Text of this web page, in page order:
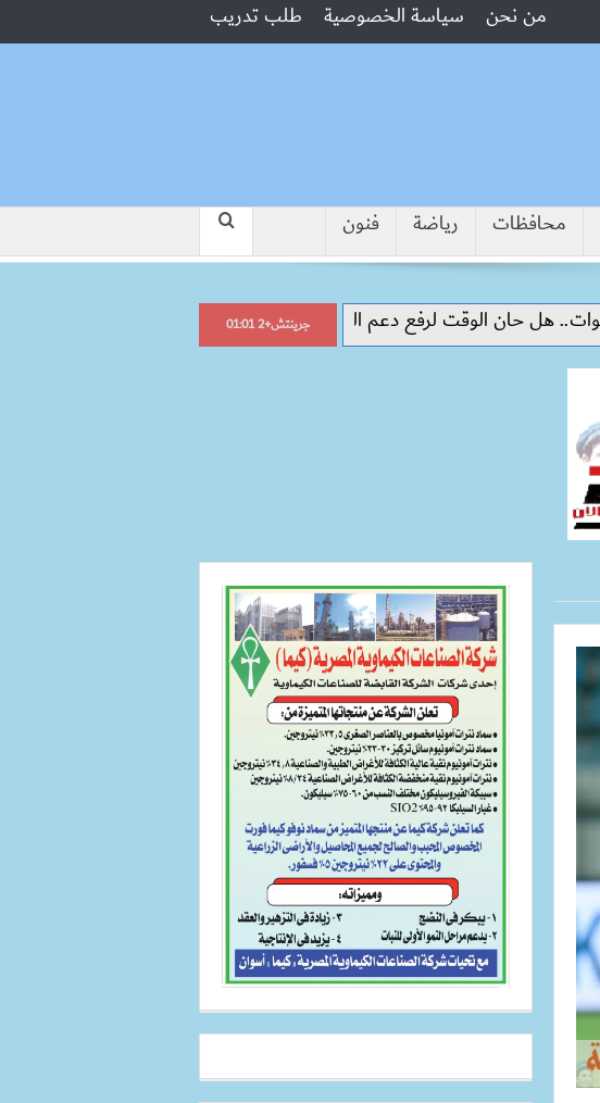
من نحن سياسة الخصوصية طلب تدريب
محافظات رياضة
فنون
“جبروت امرأة”.. مارست الرذيلة أمامجرينتش+2 01:01